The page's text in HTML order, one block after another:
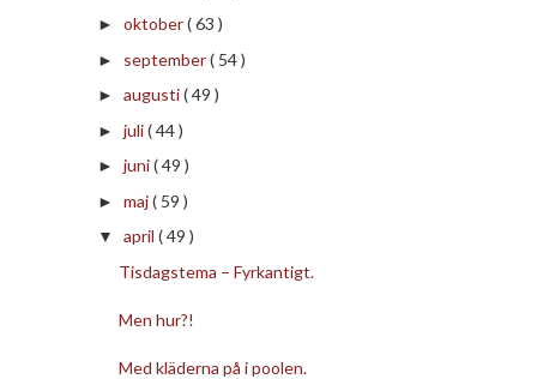
► oktober( 63 )
► september( 54 )
► augusti( 49 )
► juli( 44 )
► juni( 49 )
► maj( 59 )
▼ april ( 49 )
Tisdagstema – Fyrkantigt.
Men hur?!
Med kläderna på i poolen.